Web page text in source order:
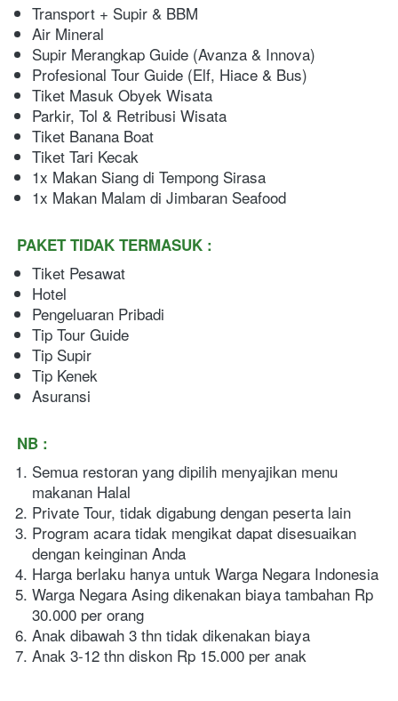
Transport + Supir & BBM
Air Mineral
Supir Merangkap Guide (Avanza & Innova)
Profesional Tour Guide (Elf, Hiace & Bus)
Tiket Masuk Obyek Wisata
Parkir, Tol & Retribusi Wisata
Tiket Banana Boat
Tiket Tari Kecak
1x Makan Siang di Tempong Sirasa
1x Makan Malam di Jimbaran Seafood
PAKET TIDAK TERMASUK :
Tiket Pesawat
Hotel
Pengeluaran Pribadi
Tip Tour Guide
Tip Supir
Tip Kenek
Asuransi
NB :
Semua restoran yang dipilih menyajikan menu
makanan Halal
Private Tour, tidak digabung dengan peserta lain
Program acara tidak mengikat dapat disesuaikan
dengan keinginan Anda
Harga berlaku hanya untuk Warga Negara Indonesia
Warga Negara Asing dikenakan biaya tambahan Rp
30.000 per orang
Anak dibawah 3 thn tidak dikenakan biaya
Anak 3-12 thn diskon Rp 15.000 per anak